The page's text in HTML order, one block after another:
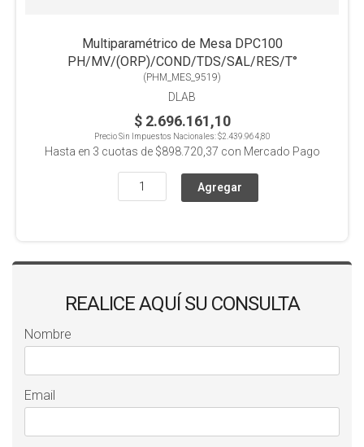
Multiparamétrico de Mesa DPC100
PH/MV/(ORP)/COND/TDS/SAL/RES/T°
(PHM_MES_9519)
DLAB
$ 2.696.161,10
Precio Sin Impuestos Nacionales:$2.439.964,80
Hasta en 3 cuotas de $898.720,37 con Mercado Pago
REALICE AQUÍ SU CONSULTA
Nombre
Email